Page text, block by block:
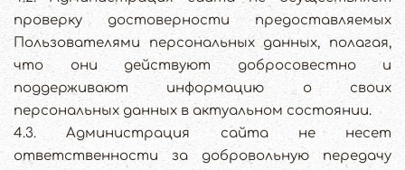
проверку достоверности предоставляемых
Пользователями персональных данных, полагая,
что они действуют добросовестно и
поддерживают информацию о своих
персональных данных в актуальном состоянии.
4.3. Администрация сайта не несет
ответственности за добровольную передачу